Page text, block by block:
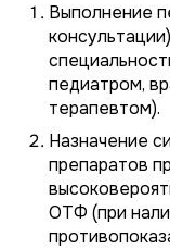
Выполнение
педиатром,
терапевтом).
Назначение
препаратов
ОТФ (при